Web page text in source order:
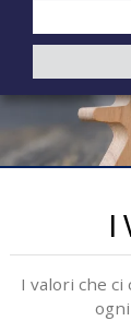
n
o
I
I valori che